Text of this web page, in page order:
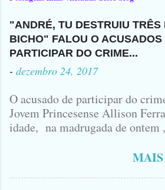
"ANDRÉ, TU DESTRUIU TRÊS
BICHO" FALOU O ACUSADOS
PARTICIPAR DO CRIME...
- dezembro 24, 2017
O acusado de participar do
Jovem Princesense Allison
idade, na madrugada de
vulgo ( CORRÓ ) falou como